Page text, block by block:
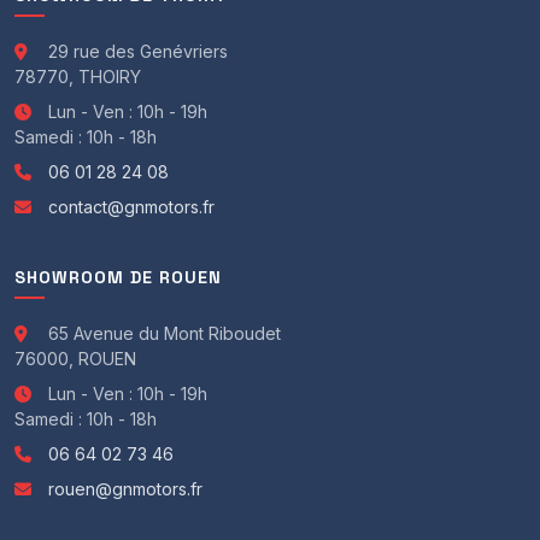
6 airbags
Airbags rideaux
Contrôle de freinage en courbe
Système détection de collision
Indicateur de sous-gonflage des pneus
Essuie glace capteur de pluie
Antipatinage
ABS
Avertisseur de franchissement de ligne
Airbags latéraux
Aide au démarrage en côte
Projecteurs antibrouillard
Feux et essuie-glaces automatiques
- Autre
29 rue des Genévriers
78770, THOIRY
Lun - Ven : 10h - 19h
Samedi : 10h - 18h
06 01 28 24 08
contact@gnmotors.fr
SHOWROOM DE ROUEN
65 Avenue du Mont Riboudet
76000, ROUEN
Lun - Ven : 10h - 19h
Samedi : 10h - 18h
06 64 02 73 46
rouen@gnmotors.fr